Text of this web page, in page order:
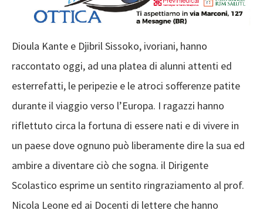
Dioula Kante e Djibril Sissoko, ivoriani, hanno
raccontato oggi, ad una platea di alunni attenti ed
esterrefatti, le peripezie e le atroci sofferenze patite
durante il viaggio verso l’Europa. I ragazzi hanno
riflettuto circa la fortuna di essere nati e di vivere in
un paese dove ognuno può liberamente dire la sua ed
ambire a diventare ciò che sogna. il Dirigente
Scolastico esprime un sentito ringraziamento al prof.
Nicola Leone ed ai Docenti di lettere che hanno